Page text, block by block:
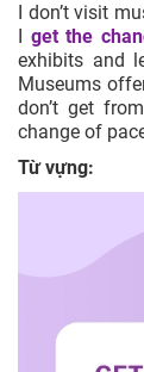
I don’t visit
get the
exhibits and
Museums
don’t get
change of
Từ vựng: